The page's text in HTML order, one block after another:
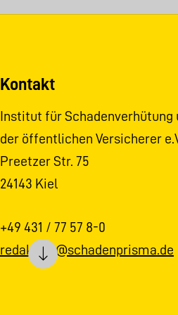
Kontakt
Institut für Schadenverhütung
der öffentlichen Versicherer
Preetzer Str. 75
24143 Kiel
+49 431 / 77 57 8-0
redaktion@schadenprisma.de